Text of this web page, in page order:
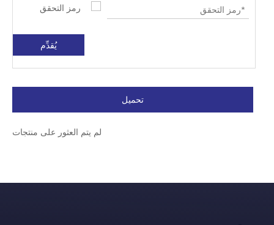
يُقدِّم
تحميل
لم يتم العثور على منتجات